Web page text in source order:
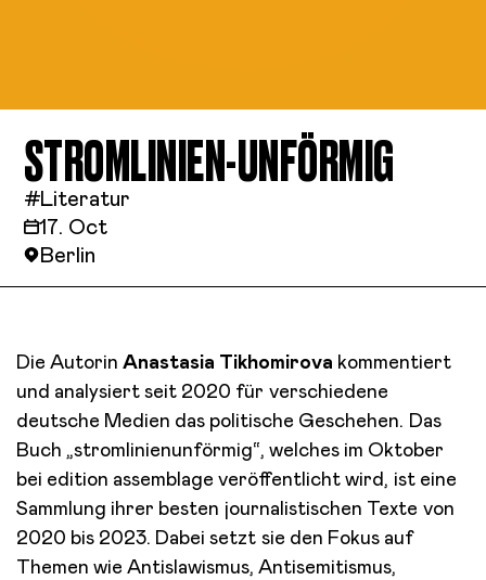
STROMLINIEN-UNFÖRMIG
#Literatur
17. Oct
Berlin
Die AutorinAnastasia Tikhomirova kommentiert
und analysiert seit 2020 für verschiedene
deutsche Medien das politische Geschehen. Das
Buch „stromlinienunförmig“, welches im Oktober
bei edition assemblage veröffentlicht wird, ist eine
Sammlung ihrer besten journalistischen Texte von
2020 bis 2023. Dabei setzt sie den Fokus auf
Themen wie Antislawismus, Antisemitismus,